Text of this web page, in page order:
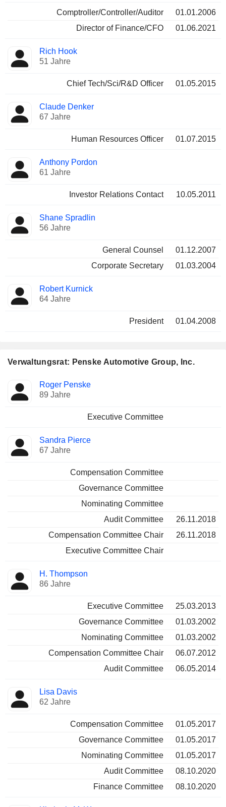
Comptroller/Controller/Auditor
01.01.2006
Director of Finance/CFO
01.06.2021
Rich Hook
51 Jahre
Chief Tech/Sci/R&D Officer 01.05.2015
Claude Denker
67 Jahre
Human Resources Officer 01.07.2015
Anthony Pordon
61 Jahre
Investor Relations Contact 10.05.2011
Shane Spradlin
56 Jahre
General Counsel
01.12.2007
Corporate Secretary
01.03.2004
Robert Kurnick
64 Jahre
President 01.04.2008
Verwaltungsrat: Penske Automotive Group, Inc.
Verwaltungsratsmitglied
Roger Penske
89 Jahre
Executive Committee
Sandra Pierce
67 Jahre
Compensation Committee
Governance Committee
Nominating Committee
Audit Committee
26.11.2018
Compensation Committee Chair
26.11.2018
Executive Committee Chair
H. Thompson
86 Jahre
Executive Committee
25.03.2013
Governance Committee
01.03.2002
Nominating Committee
01.03.2002
Compensation Committee Chair
06.07.2012
Audit Committee
06.05.2014
Lisa Davis
62 Jahre
Compensation Committee
01.05.2017
Governance Committee
01.05.2017
Nominating Committee
01.05.2017
Audit Committee
08.10.2020
Finance Committee
08.10.2020